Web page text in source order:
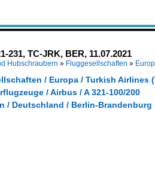
231, TC-JRK, BER, 11.07.2021
Hubschraubern » Fluggesellschaften »
/ Europa / Turkish Airlines
/ Airbus / A 321-100/200
/ Deutschland / Berlin-Brandenburg